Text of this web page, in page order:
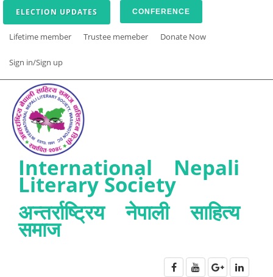
ELECTION UPDATES CONFERENCE
Lifetime member Trustee memeber Donate Now
Sign in/Sign up
International Nepali
Literary Society
अन्तर्राष्ट्रिय नेपाली साहित्य
समाज